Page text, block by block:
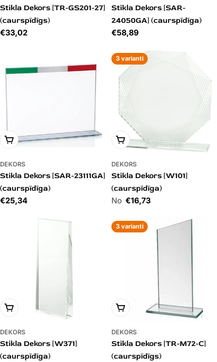
Stikla Dekors [TR-GS201-27]
(caurspīdīgs)
Cena
€33,02
Stikla Dekors [SAR-
24050GA] (caurspīdīga)
Cena
€58,89
PIEVIENOT GROZAM
DEKORS
Stikla Dekors [SAR-23111GA]
(caurspīdīga)
Cena
€25,34
3 varianti
PIEVIENOT GROZAM
DEKORS
Stikla Dekors [W101]
(caurspīdīga)
Cena€16,73
PIEVIENOT GROZAM
DEKORS
Stikla Dekors [W371]
(caurspīdīga)
3 varianti
PIEVIENOT GROZAM
DEKORS
Stikla Dekors [TR-M72-C]
(caurspīdīgs)